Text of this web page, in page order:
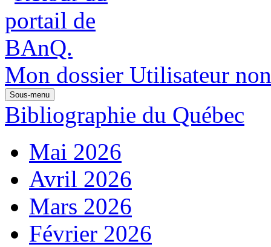
Mon dossier Utilisateur
Sous-menu
Bibliographie du Québec
Mai 2026
Avril 2026
Mars 2026
Février 2026